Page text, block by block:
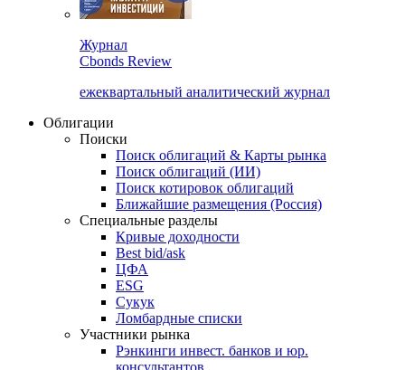
Cbonds Review
ежеквартальный аналитический журнал
Облигации
Поиски
Поиск облигаций & Карты рынка
Поиск облигаций (ИИ)
Поиск котировок облигаций
Ближайшие размещения (Россия)
Специальные разделы
Кривые доходности
Best bid/ask
ЦФА
ESG
Сукук